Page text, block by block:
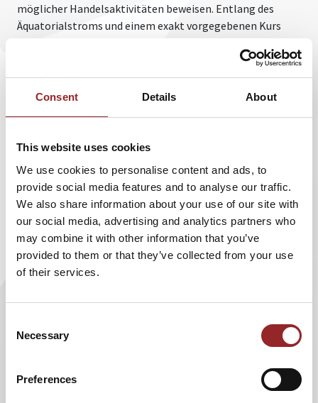
Consent Details About
This website uses cookies
We use cookies to personalise content and ads, to
provide social media features and to analyse our traffic.
We also share information about your use of our site with
our social media, advertising and analytics partners who
may combine it with other information that you’ve
provided to them or that they’ve collected from your use
of their services.
Selection
Necessary
Preferences
möglicher Handelsaktivitäten beweisen. Entlang des
Äquatorialstroms und einem exakt vorgegebenen Kurs
Handelshäfen reisen. Es gibt Beweise dafür, dass der
Atlantik eine "Autobahn" für Händler in beiden
Richtungen war, und das lange bevor Kolumbus segelte.
Dazu veröffentlichte der Wissenschaftler und 5 Sterne
produzierten Trailer für die Mission auf Englisch und
Deutsch. Eine spanische Version folgt in Kürze. Dies soll
dazu beitragen, die Vision des ABORA V Teams in die Welt
zu tragen. „Ich hoffe, dass der neue Trailer unsere Ziele und
Hintergründe sowie den neuen Ansatz im Kielwasser Thor
Heyerdahls näherbringt. Die gezielte Anfahrt mehrerer
antiker Handelsplätze auf einer vorgegebenen Route ist
eine große Herausforderung,“ so Dr. Dominique Görlitz.
Experimentalarchäologe zum Anfassen mit einem großen
Hang zum Abenteuer. Die New York Times titulierte den